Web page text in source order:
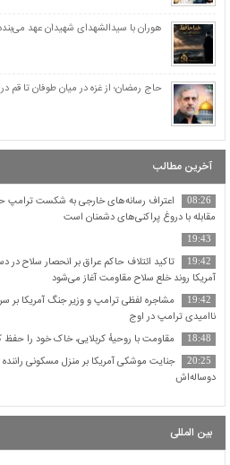
هوران با سیدالشهدای شهیدان عهد
حاج رمضان؛ از غزه در میان طوفان تا قم در
آخرین مطالب
08:26
اعتراف رسانه‌های خارجی به شکست ترامپ
مقابله با دروغ پراکنی‌های دشمنان است
19:43
19:42
تاکید ائتلاف حاکم عراق بر انحصار سلاح
آمریکا روند خلع سلاح مقاومت آغاز می‌شود
19:42
مشاجره لفظی ترامپ و وزیر جنگ آمریکا بر
ناامیدی ترامپ در اوج
18:48 مقاومت با روحیهٔ کربلایی، خاک خود را حفظ
20:25
جنایت موشکی آمریکا بر منزل مسکونی
دوساله‌اش
بین المللی